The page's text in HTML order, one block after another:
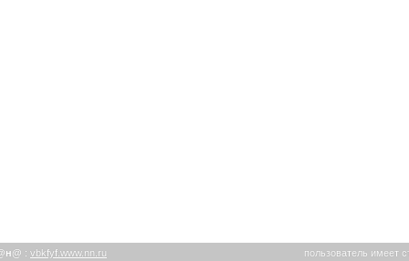
: vbkfyf.www.nn.ru
пользователь имеет